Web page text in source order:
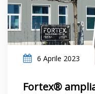
6 Aprile 2023
Fortex®